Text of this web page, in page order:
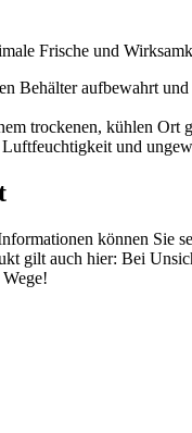
Frische und
aufbewahrt und
trockenen, kühlen Ort
und
können Sie
gilt auch hier: Bei